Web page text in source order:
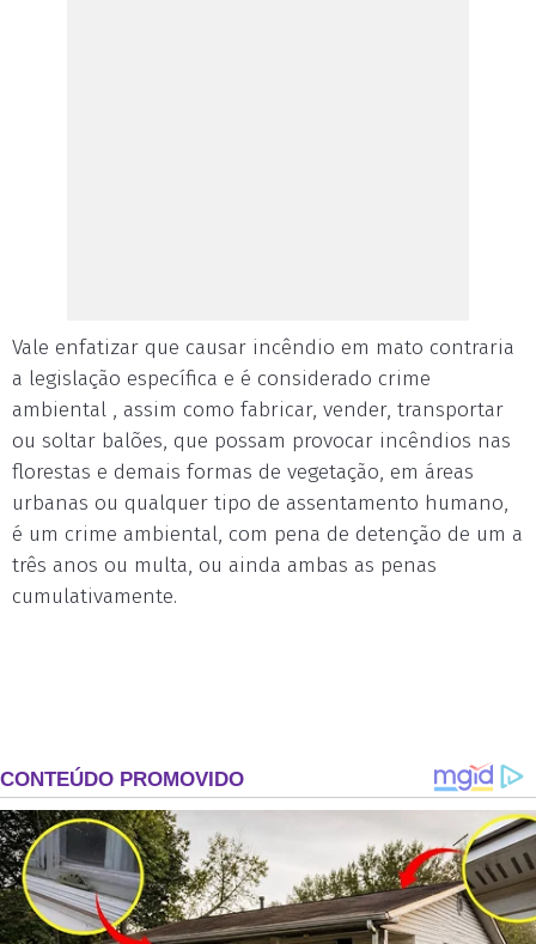
Vale enfatizar que causar incêndio em mato contraria
a legislação específica e é considerado crime
ambiental , assim como fabricar, vender, transportar
ou soltar balões, que possam provocar incêndios nas
florestas e demais formas de vegetação, em áreas
urbanas ou qualquer tipo de assentamento humano,
é um crime ambiental, com pena de detenção de um a
três anos ou multa, ou ainda ambas as penas
cumulativamente.